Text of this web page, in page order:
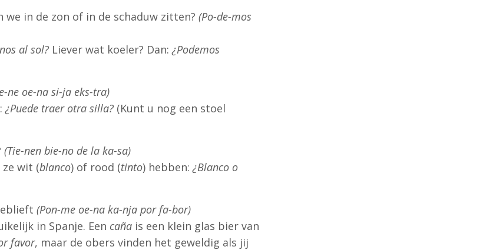
we in de zon of in de schaduw zitten? (Po-de-mos
al sol? Liever wat koeler? Dan: ¿Podemos
ne oe-na si-ja eks-tra)
¿Puede traer otra silla? (Kunt u nog een stoel
(Tie-nen bie-no de la ka-sa)
wit (blanco) of rood (tinto) hebben: ¿Blanco o
(Pon-me oe-na ka-nja por fa-bor)
in Spanje. Een caña is een klein glas bier van
favor, maar de obers vinden het geweldig als jij